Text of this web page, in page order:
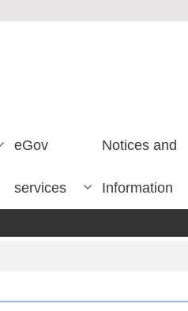
eGov
services
Notices and
Information